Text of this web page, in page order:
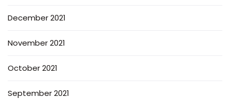
December 2021
November 2021
October 2021
September 2021